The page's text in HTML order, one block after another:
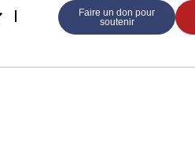
Faire un don pour
soutenir